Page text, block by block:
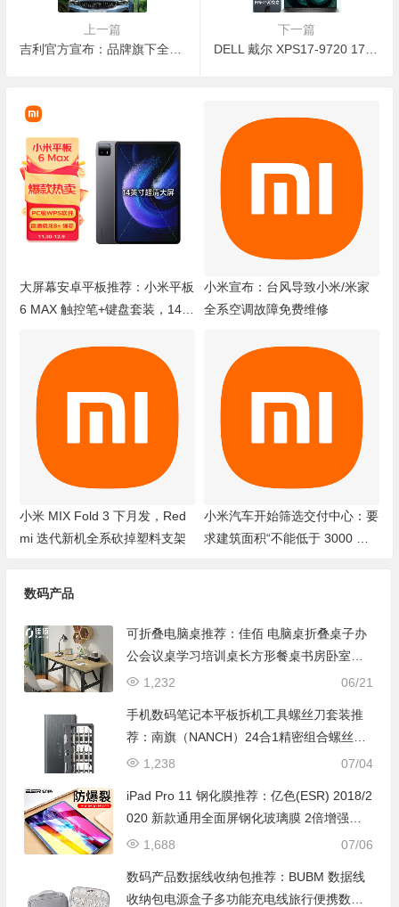
上一篇
下一篇
大屏幕安卓平板推荐：小米平板
6 MAX 触控笔+键盘套装，14寸
小米宣布：台风导致小米/米家
全系空调故障免费维修
小米 MIX Fold 3 下月发，Red
mi 迭代新机全系砍掉塑料支架
小米汽车开始筛选交付中心：要
求建筑面积“不能低于 3000 平
数码产品
可折叠电脑桌推荐：佳佰 电脑桌折叠桌子办
公会议桌学习培训桌长方形餐桌书房卧室简
易台式笔记本桌
06/21
1,232
手机数码笔记本平板拆机工具螺丝刀套装推
荐：南旗（NANCH）24合1精密组合螺丝刀
(按钮版）
07/04
1,238
iPad Pro 11 钢化膜推荐：亿色(ESR) 2018/2
020 新款通用全面屏钢化玻璃膜 2倍增强防
爆裂
07/06
1,688
数码产品数据线收纳包推荐：BUBM 数据线
收纳包电源盒子多功能充电线旅行便携数码